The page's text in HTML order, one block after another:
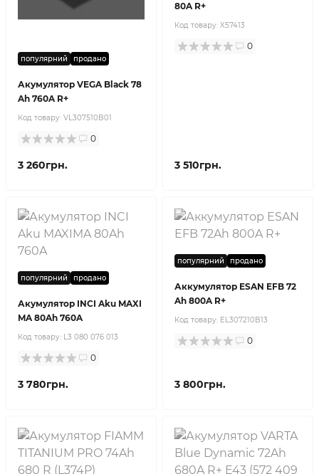
популярний продано
Акумулятор VEGA Black 78
Ah 760A R+
Код товару: VL307510B01
0
3 260грн.
80A R+
Код товару: X57413
0
3 510грн.
популярний продано
Акумулятор INCI Aku MAXI
MA 80Ah 760A
Код товару: L3 080 076 013
0
3 780грн.
популярний продано
Аккумулятор ESAN EFB 72
Ah 800A R+
Код товару: EL307210B13
0
3 800грн.